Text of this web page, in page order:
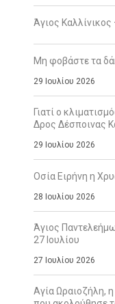
Άγιος Καλλίνικος
Μη φοβάστε τα
29 Ιουλίου 2026
Γιατί ο
Δρος Δέσποινας
29 Ιουλίου 2026
Οσία Ειρήνη η
28 Ιουλίου 2026
Άγιος
27 Ιουλίου
27 Ιουλίου 2026
Αγία Ωραιοζήλη,